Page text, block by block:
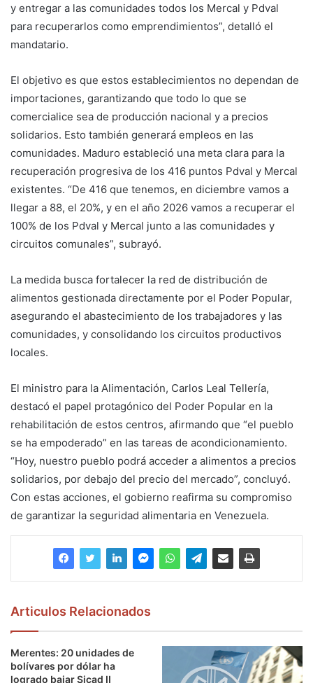
y entregar a las comunidades todos los Mercal y Pdval
para recuperarlos como emprendimientos”, detalló el
mandatario.
El objetivo es que estos establecimientos no dependan de
importaciones, garantizando que todo lo que se
comercialice sea de producción nacional y a precios
solidarios. Esto también generará empleos en las
comunidades. Maduro estableció una meta clara para la
recuperación progresiva de los 416 puntos Pdval y Mercal
existentes. “De 416 que tenemos, en diciembre vamos a
llegar a 88, el 20%, y en el año 2026 vamos a recuperar el
100% de los Pdval y Mercal junto a las comunidades y
circuitos comunales”, subrayó.
La medida busca fortalecer la red de distribución de
alimentos gestionada directamente por el Poder Popular,
asegurando el abastecimiento de los trabajadores y las
comunidades, y consolidando los circuitos productivos
locales.
El ministro para la Alimentación, Carlos Leal Tellería,
destacó el papel protagónico del Poder Popular en la
rehabilitación de estos centros, afirmando que “el pueblo
se ha empoderado” en las tareas de acondicionamiento.
“Hoy, nuestro pueblo podrá acceder a alimentos a precios
solidarios, por debajo del precio del mercado”, concluyó.
Con estas acciones, el gobierno reafirma su compromiso
de garantizar la seguridad alimentaria en Venezuela.
Articulos Relacionados
Merentes: 20 unidades de
bolívares por dólar ha
logrado bajar Sicad II